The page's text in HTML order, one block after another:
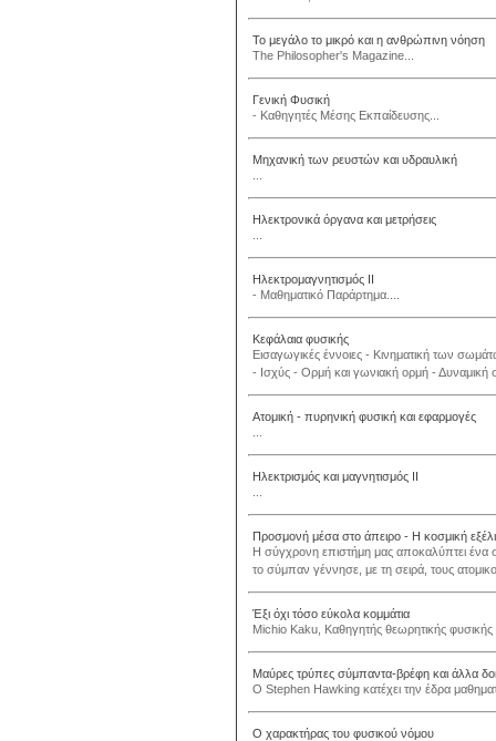
Το μεγάλο το μικρό και η ανθρώπινη νόηση
The Philosopher's Magazine...
Γενική Φυσική
- Καθηγητές Μέσης Εκπαίδευσης...
Μηχανική των ρευστών και υδραυλική
Ηλεκτρονικά όργανα και μετρήσεις
Ηλεκτρομαγνητισμός II
- Μαθηματικό Παράρτημα....
Κεφάλαια φυσικής
Eισαγωγικές έννοιες - Kινηματική των
- Iσχύς - Oρμή και γωνιακή ορμή -
Ατομική - πυρηνική φυσική και εφαρμογές
Ηλεκτρισμός και μαγνητισμός ΙΙ
Προσμονή μέσα στο άπειρο - Η κοσμική
Η σύγχρονη επιστήμη μας αποκαλύπτει ένα
το σύμπαν γέννησε, με τη σειρά, τους
Έξι όχι τόσο εύκολα κομμάτια
Michio Kaku, Καθηγητής θεωρητικής
Μαύρες τρύπες σύμπαντα-βρέφη και άλλα
Ο Stephen Hawking κατέχει την έδρα
Ο χαρακτήρας του φυσικού νόμου